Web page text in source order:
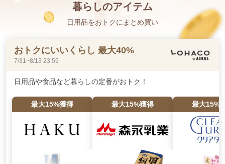
暮らしのアイテム
日用品をおトクにまとめ買い
おトクにいいくらし 最大40%
7/31~8/13 23:59
日用品や食品など暮らしの定番がおトク！
最大15%獲得 最大15%獲得 最大15%